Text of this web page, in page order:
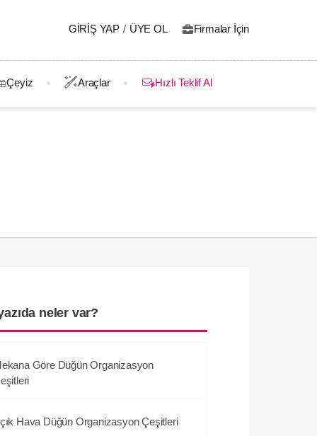
GIRIŞ YAP / ÜYE OL Firmalar İçin
Çeyiz Araçlar Hızlı Teklif Al
neler var?
Göre Düğün Organizasyon
Hava Düğün Organizasyon Çeşitleri